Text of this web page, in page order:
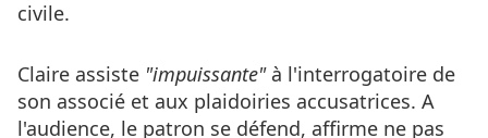
civile.
Claire assiste "impuissante"à l'interrogatoire de
son associé et aux plaidoiries accusatrices. A
l'audience, le patron se défend, affirme ne pas